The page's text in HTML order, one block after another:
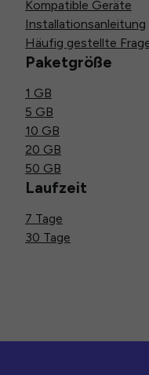
Kompatible Geräte
Installationsanleitung
Häufig gestellte
Paketgröße
1 GB
5 GB
10 GB
20 GB
50 GB
Laufzeit
7 Tage
30 Tage